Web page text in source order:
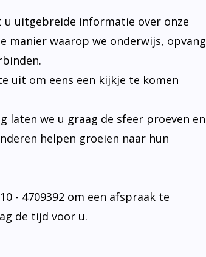
u uitgebreide informatie over onze
manier waarop we onderwijs, opvang
uit om eens een kijkje te komen
laten we u graag de sfeer proeven en
helpen groeien naar hun
- 4709392 om een afspraak te
de tijd voor u.